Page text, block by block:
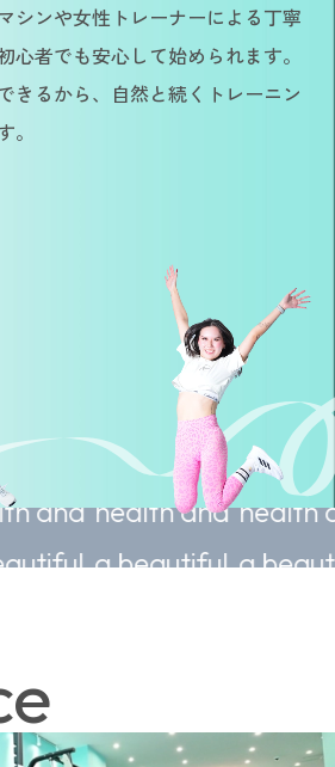
シンや女性トレーナーによる丁寧
心者でも安心して始められます。
きるから、自然と続くトレーニン
and
Sustainable
health and
a beautiful a